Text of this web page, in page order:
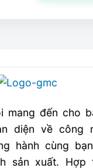
mang đến cho
diện về công
hành cùng
sản xuất. Hợp